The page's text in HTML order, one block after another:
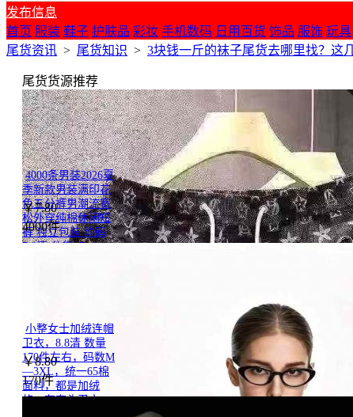
发布信息
首页 服装 鞋子 护肤品 彩妆 手机数码 日用百货 饰品 服饰 玩具
尾货资讯 > 尾货知识 > 3块钱一斤的袜子尾货去哪里找？这
尾货货源推荐
4000条男装2026夏
季新款男装满印花
色五分裤男潮流宽
松外穿纯棉休闲短
裤 独立包装 均码
7.8清 分货加
￥7.80
4000件
小整女士加绒连帽
卫衣，8.8清 数量
170件左右，码数M
—3XL，统一65棉
面料，都是加绒
的，有套头卫衣，
￥8.80
170件